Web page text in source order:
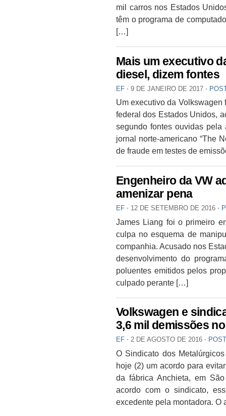
mil carros nos Estados
têm o programa de
[…]
Mais um executivo
diesel, dizem fontes
EF ⋅ 9 DE JANEIRO DE 2017 ⋅
Um executivo da
federal dos Estados Unidos,
segundo fontes ouvidas
jornal norte-americano “The
de fraude em testes de
Engenheiro da VW
amenizar pena
EF ⋅ 12 DE SETEMBRO DE 2016 ⋅
James Liang foi o primeiro
culpa no esquema de
companhia. Acusado nos
desenvolvimento do
poluentes emitidos pelos
culpado perante […]
Volkswagen e
3,6 mil demissões
EF ⋅ 2 DE AGOSTO DE 2016 ⋅
O Sindicato dos
hoje (2) um acordo para
da fábrica Anchieta, em
acordo com o sindicato,
excedente pela montadora.